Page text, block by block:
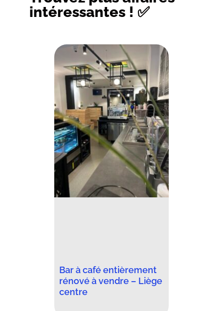
intéressantes ! ✅
Bar à café entièrement
rénové à vendre – Liège
centre